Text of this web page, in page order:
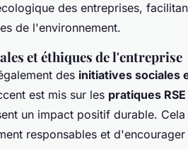
des entreprises,
de l'environnement.
et éthiques de l'entreprise
des initiatives sociales
est mis sur les pratiques RSE
un impact positif durable.
responsables et